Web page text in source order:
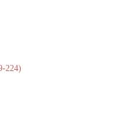
224)